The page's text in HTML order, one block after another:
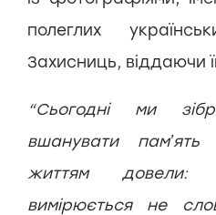
полеглих
Захисниць, віддаючи
“Сьогодні ми
вшанувати
життям довели:
вимірюється не